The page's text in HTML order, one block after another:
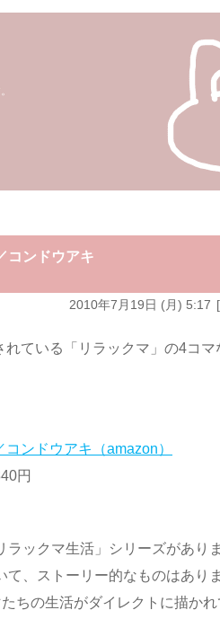
コンドウアキ
2010年7月19日 (月) 5:17
ている「リラックマ」の4コマ
ンドウアキ（amazon）
円
ラックマ生活」シリーズがあり
て、ストーリー的なものはあり
ちの生活がダイレクトに描か